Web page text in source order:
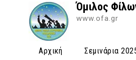
Όμιλος
www.ofa.gr
Αρχική Σεμινάρια